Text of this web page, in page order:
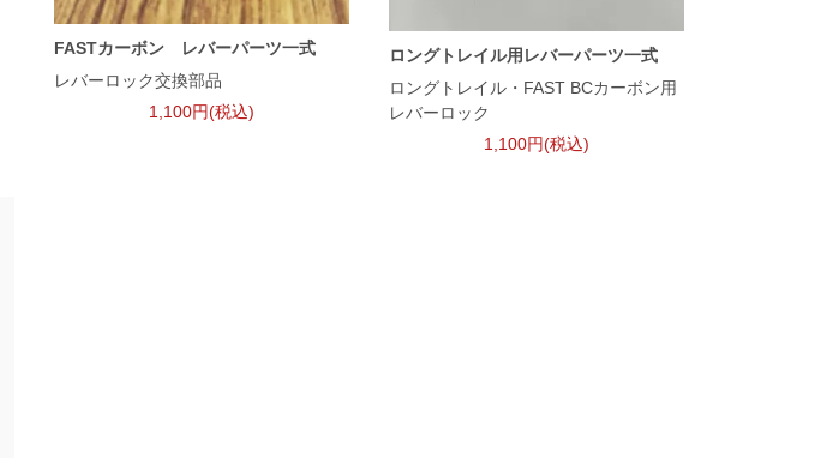
FASTカーボン レバーパーツ一式
レバーロック交換部品
1,100円(税込)
ロングトレイル用レバーパーツ一式
ロングトレイル・FAST BCカーボン用
レバーロック
1,100円(税込)